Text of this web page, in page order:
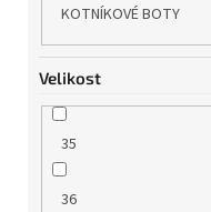
WONDERS
KOTNÍKOVÉ BOTY
Velikost
35
36